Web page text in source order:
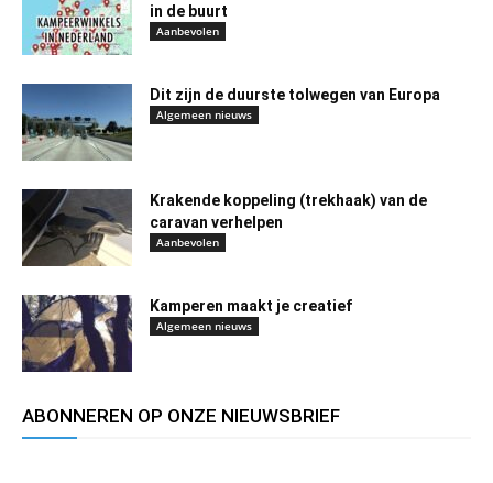
in de buurt
Aanbevolen
Dit zijn de duurste tolwegen van Europa
Algemeen nieuws
Krakende koppeling (trekhaak) van de
caravan verhelpen
Aanbevolen
Kamperen maakt je creatief
Algemeen nieuws
ABONNEREN OP ONZE NIEUWSBRIEF